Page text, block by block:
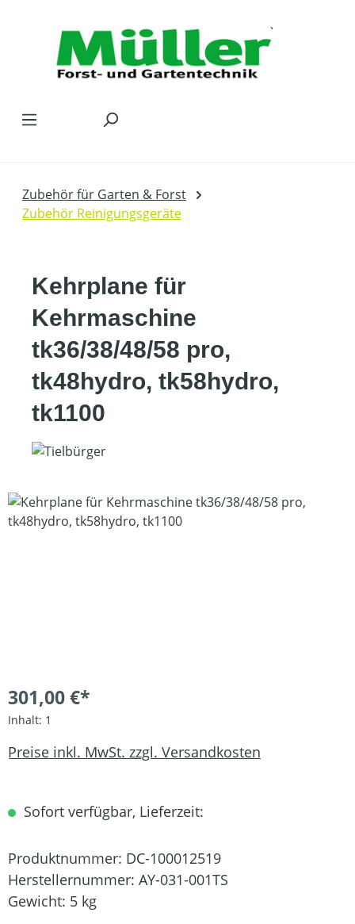
Zubehör für Garten & Forst
Zubehör Reinigungsgeräte
Kehrplane für
Kehrmaschine
tk36/38/48/58 pro,
tk48hydro, tk58hydro,
tk1100
Bildergalerie überspringen
301,00 €*
Inhalt: 1
Preise inkl. MwSt. zzgl. Versandkosten
Sofort verfügbar, Lieferzeit:
Produktnummer: DC-100012519
Herstellernummer: AY-031-001TS
Gewicht: 5 kg